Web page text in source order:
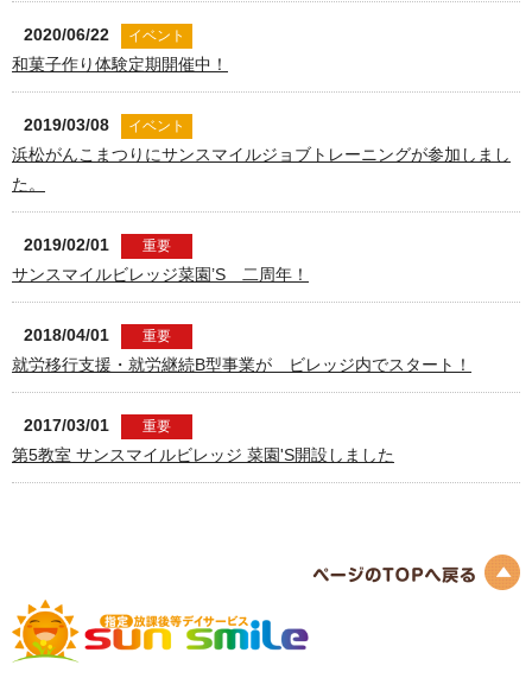
2020/06/22 イベント
和菓子作り体験定期開催中！
2019/03/08 イベント
浜松がんこまつりにサンスマイルジョブトレーニングが参加しまし
た。
2019/02/01 重要
サンスマイルビレッジ菜園’S 二周年！
2018/04/01 重要
就労移行支援・就労継続B型事業が ビレッジ内でスタート！
2017/03/01 重要
第5教室 サンスマイルビレッジ 菜園'S開設しました